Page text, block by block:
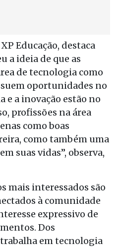
Educação, destaca
a ideia de que as
de tecnologia como
oportunidades no
e a inovação estão no
profissões na área
como boas
como também uma
suas vidas”, observa,
mais interessados são
à comunidade
expressivo de
Dos
em tecnologia